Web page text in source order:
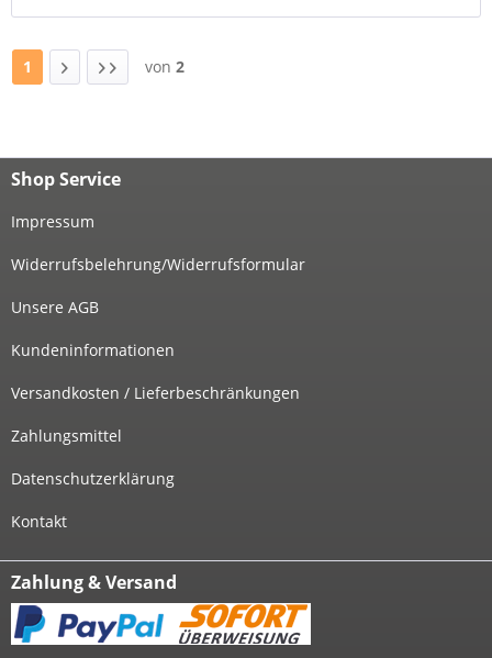
1 von 2
Shop Service
Impressum
Widerrufsbelehrung/Widerrufsformular
Unsere AGB
Kundeninformationen
Versandkosten / Lieferbeschränkungen
Zahlungsmittel
Datenschutzerklärung
Kontakt
Zahlung & Versand